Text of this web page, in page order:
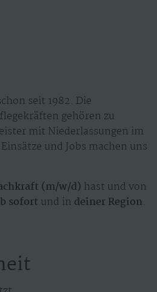
seit 1982. Die
gehören zu
mit Niederlassungen im
und Jobs machen uns
(m/w/d) hast und von
sofort und in deiner Region.